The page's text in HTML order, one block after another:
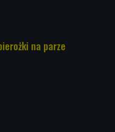
na parze